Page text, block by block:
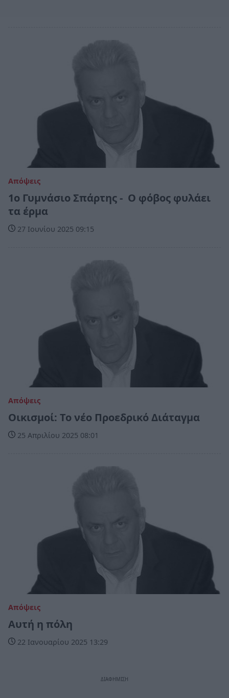
Απόψεις
1ο Γυμνάσιο Σπάρτης - Ο φόβος φυλάει
τα έρμα
27 Ιουνίου 2025 09:15
Απόψεις
Οικισμοί: Το νέο Προεδρικό Διάταγμα
25 Απριλίου 2025 08:01
Απόψεις
Αυτή η πόλη
22 Ιανουαρίου 2025 13:29